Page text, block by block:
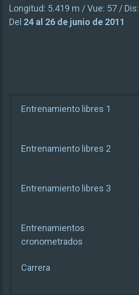
Longitud: 5.419 m / Vue: 57/ Dis:
Del 24 al 26 de junio de 2011
Entrenamiento libres 1
Entrenamiento libres 2
Entrenamiento libres 3
Entrenamientos
cronometrados
Carrera